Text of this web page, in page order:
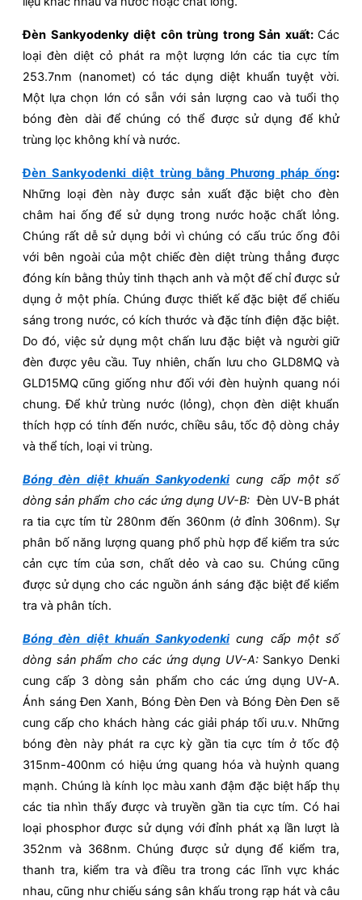
Đèn Sankyodenky diệt côn trùng trong Sản xuất: Các
loại đèn diệt cỏ phát ra một lượng lớn các tia cực tím
253.7nm (nanomet) có tác dụng diệt khuẩn tuyệt vời.
Một lựa chọn lớn có sẵn với sản lượng cao và tuổi thọ
bóng đèn dài để chúng có thể được sử dụng để khử
trùng lọc không khí và nước.
Đèn Sankyodenki diệt trùng bằng Phương pháp ống:
Những loại đèn này được sản xuất đặc biệt cho đèn
châm hai ống để sử dụng trong nước hoặc chất lỏng.
Chúng rất dễ sử dụng bởi vì chúng có cấu trúc ống đôi
với bên ngoài của một chiếc đèn diệt trùng thẳng được
đóng kín bằng thủy tinh thạch anh và một đế chỉ được sử
dụng ở một phía. Chúng được thiết kế đặc biệt để chiếu
sáng trong nước, có kích thước và đặc tính điện đặc biệt.
Do đó, việc sử dụng một chấn lưu đặc biệt và người giữ
đèn được yêu cầu. Tuy nhiên, chấn lưu cho GLD8MQ và
GLD15MQ cũng giống như đối với đèn huỳnh quang nói
chung. Để khử trùng nước (lỏng), chọn đèn diệt khuẩn
thích hợp có tính đến nước, chiều sâu, tốc độ dòng chảy
và thể tích, loại vi trùng.
Bóng đèn diệt khuẩn Sankyodenki cung cấp một số
dòng sản phẩm cho các ứng dụng UV-B: Đèn UV-B phát
ra tia cực tím từ 280nm đến 360nm (ở đỉnh 306nm). Sự
phân bố năng lượng quang phổ phù hợp để kiểm tra sức
cản cực tím của sơn, chất dẻo và cao su. Chúng cũng
được sử dụng cho các nguồn ánh sáng đặc biệt để kiểm
tra và phân tích.
Bóng đèn diệt khuẩn Sankyodenki cung cấp một số
dòng sản phẩm cho các ứng dụng UV-A: Sankyo Denki
cung cấp 3 dòng sản phẩm cho các ứng dụng UV-A.
Ánh sáng Đen Xanh, Bóng Đèn Đen và Bóng Đèn Đen sẽ
cung cấp cho khách hàng các giải pháp tối ưu.v. Những
bóng đèn này phát ra cực kỳ gần tia cực tím ở tốc độ
315nm-400nm có hiệu ứng quang hóa và huỳnh quang
mạnh. Chúng là kính lọc màu xanh đậm đặc biệt hấp thụ
các tia nhìn thấy được và truyền gần tia cực tím. Có hai
loại phosphor được sử dụng với đỉnh phát xạ lần lượt là
352nm và 368nm. Chúng được sử dụng để kiểm tra,
thanh tra, kiểm tra và điều tra trong các lĩnh vực khác
nhau, cũng như chiếu sáng sân khấu trong rạp hát và câu